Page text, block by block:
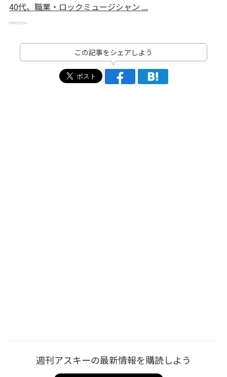
40代、職業・ロックミュージシャン ...
この記事をシェアしよう
週刊アスキーの最新情報を購読しよう